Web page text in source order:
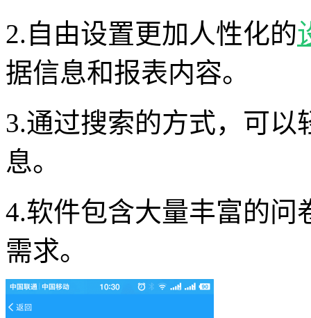
2.自由设置更加人性化的
据信息和报表内容。
3.通过搜索的方式，可以
息。
4.软件包含大量丰富的问
需求。